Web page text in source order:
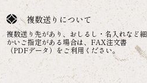
複数送りについて
複数送り先があり、おしるし・名入れなど細
かいご指定がある場合は、FAX注文書
（PDFデータ）をご利用ください。